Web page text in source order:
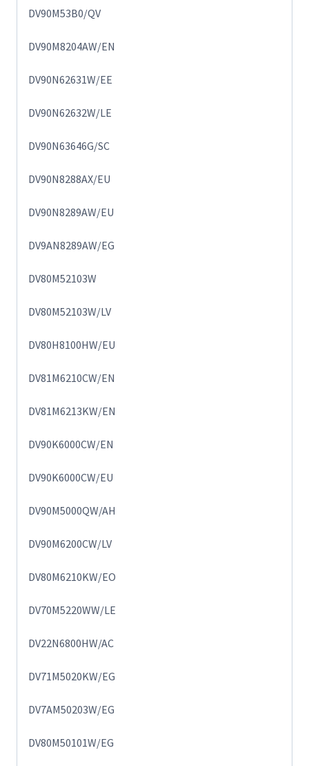
DV90M53B0/QV
DV90M8204AW/EN
DV90N62631W/EE
DV90N62632W/LE
DV90N63646G/SC
DV90N8288AX/EU
DV90N8289AW/EU
DV9AN8289AW/EG
DV80M52103W
DV80M52103W/LV
DV80H8100HW/EU
DV81M6210CW/EN
DV81M6213KW/EN
DV90K6000CW/EN
DV90K6000CW/EU
DV90M5000QW/AH
DV90M6200CW/LV
DV80M6210KW/EO
DV70M5220WW/LE
DV22N6800HW/AC
DV71M5020KW/EG
DV7AM50203W/EG
DV80M50101W/EG